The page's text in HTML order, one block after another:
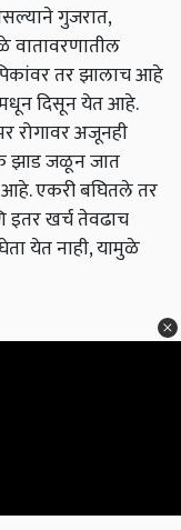
गुजरात,
वातावरणातील
तर झालाच आहे
दिसून येत आहे.
रोगावर अजूनही
झाड जळून जात
आहे. एकरी बघितले तर
खर्च तेवढाच
येत नाही, यामुळे